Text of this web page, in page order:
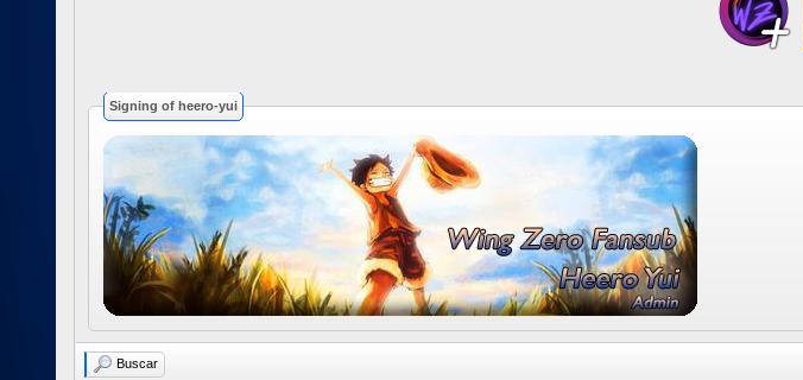
Signing of heero-yui
Buscar